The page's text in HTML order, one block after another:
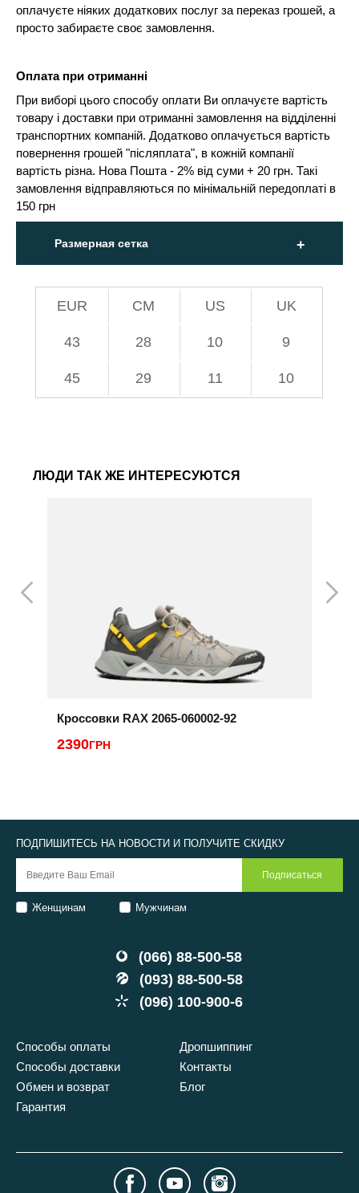
оплачуєте ніяких додаткових послуг за переказ грошей, а
просто забираєте своє замовлення.
Оплата при отриманні
При виборі цього способу оплати Ви оплачуєте вартість
товару і доставки при отриманні замовлення на відділенні
транспортних компаній. Додатково оплачується вартість
повернення грошей "післяплата", в кожній компанії
вартість різна. Нова Пошта - 2% від суми + 20 грн. Такі
замовлення відправляються по мінімальній передоплаті в
150 грн
Размерная сетка
EUR СМ US UK
43 28 10 9
45 29 11 10
ЛЮДИ ТАК ЖЕ ИНТЕРЕСУЮТСЯ
Кроссовки RAX 2065-060002-92
2390ГРН
(066) 88-500-58
(093) 88-500-58
(096) 100-900-6
Способы оплаты
Способы доставки
Обмен и возврат
Гарантия
Дропшиппинг
Контакты
Блог
ПОДПИШИТЕСЬ НА НОВОСТИ И ПОЛУЧИТЕ СКИДКУ
Женщинам Мужчинам